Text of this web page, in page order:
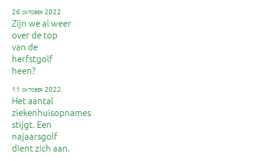
26 oktober 2022
Zijn we al weer
over de top
van de
herfstgolf
heen?
11 oktober 2022
Het aantal
ziekenhuisopnames
stijgt. Een
najaarsgolf
dient zich aan.